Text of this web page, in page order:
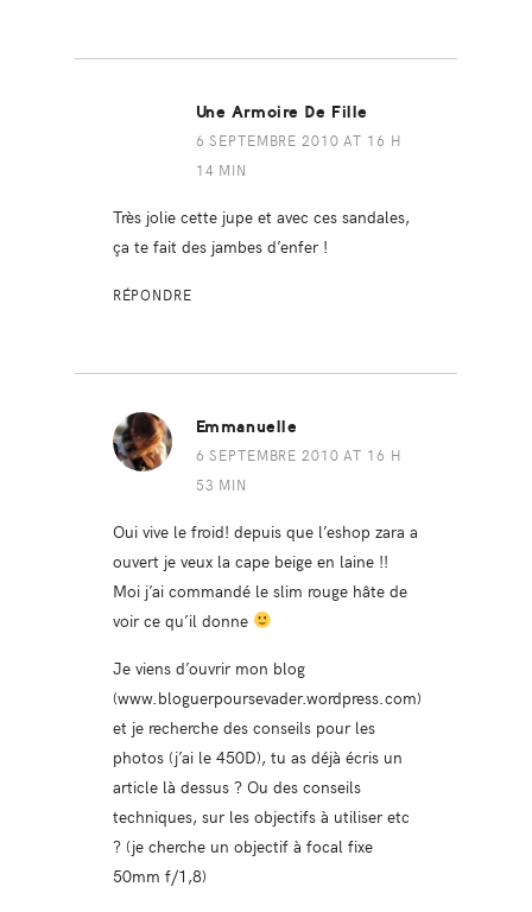
Une Armoire De Fille
6 SEPTEMBRE 2010 AT 16 H
14 MIN
Très jolie cette jupe et avec ces sandales,
ça te fait des jambes d’enfer !
RÉPONDRE
Emmanuelle
6 SEPTEMBRE 2010 AT 16 H
53 MIN
Oui vive le froid! depuis que l’eshop zara a
ouvert je veux la cape beige en laine !!
Moi j’ai commandé le slim rouge hâte de
voir ce qu’il donne
Je viens d’ouvrir mon blog
(www.bloguerpoursevader.wordpress.com)
et je recherche des conseils pour les
photos (j’ai le 450D), tu as déjà écris un
article là dessus ? Ou des conseils
techniques, sur les objectifs à utiliser etc
? (je cherche un objectif à focal fixe
50mm f/1,8)